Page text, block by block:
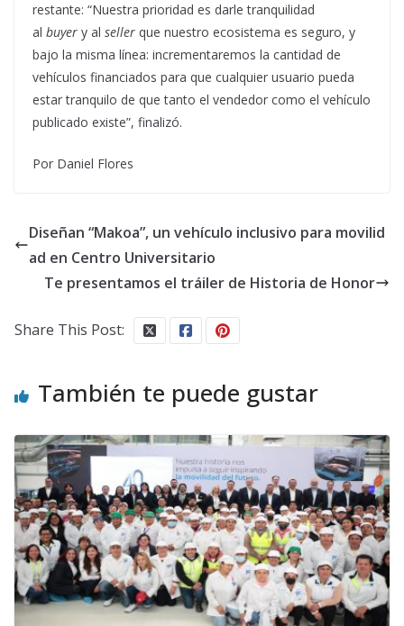
restante: “Nuestra prioridad es darle tranquilidad
al buyer y al seller que nuestro ecosistema es seguro, y
bajo la misma línea: incrementaremos la cantidad de
vehículos financiados para que cualquier usuario pueda
estar tranquilo de que tanto el vendedor como el vehículo
publicado existe”, finalizó.
Por Daniel Flores
Diseñan “Makoa”, un vehículo inclusivo para movilid
ad en Centro Universitario
Te presentamos el tráiler de Historia de Honor
Share This Post:
También te puede gustar